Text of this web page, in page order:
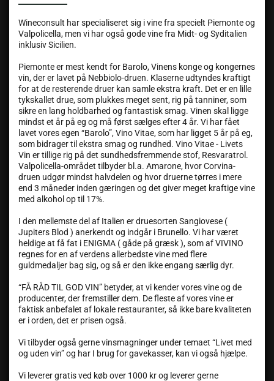
Wineconsult har specialiseret sig i vine fra specielt Piemonte og
Valpolicella, men vi har også gode vine fra Midt- og Syditalien
inklusiv Sicilien.
Piemonte er mest kendt for Barolo, Vinens konge og kongernes
vin, der er lavet på Nebbiolo-druen. Klaserne udtyndes kraftigt
for at de resterende druer kan samle ekstra kraft. Det er en lille
tykskallet drue, som plukkes meget sent, rig på tanniner, som
sikre en lang holdbarhed og fantastisk smag. Vinen skal ligge
mindst et år på eg og må først sælges efter 4 år. Vi har fået
lavet vores egen “Barolo”, Vino Vitae, som har ligget 5 år på eg,
som bidrager til ekstra smag og rundhed. Vino Vitae - Livets
Vin er tillige rig på det sundhedsfremmende stof, Resvaratrol.
Valpolicella-området tilbyder bl.a. Amarone, hvor Corvina-
druen udgør mindst halvdelen og hvor druerne tørres i mere
end 3 måneder inden gæringen og det giver meget kraftige vine
med alkohol op til 17%.
I den mellemste del af Italien er druesorten Sangiovese (
Jupiters Blod ) anerkendt og indgår i Brunello. Vi har været
heldige at få fat i ENIGMA ( gåde på græsk ), som af VIVINO
regnes for en af verdens allerbedste vine med flere
guldmedaljer bag sig, og så er den ikke engang særlig dyr.
“FÅ RÅD TIL GOD VIN” betyder, at vi kender vores vine og de
producenter, der fremstiller dem. De fleste af vores vine er
faktisk anbefalet af lokale restauranter, så ikke bare kvaliteten
er i orden, det er prisen også.
Vi tilbyder også gerne vinsmagninger under temaet “Livet med
og uden vin” og har I brug for gavekasser, kan vi også hjælpe.
Vi leverer gratis ved køb over 1000 kr og leverer gerne